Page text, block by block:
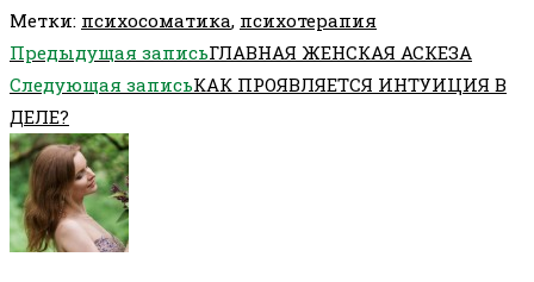
Метки: психосоматика, психотерапия
Еще
статьи
Предыдущая записьГЛАВНАЯ ЖЕНСКАЯ АСКЕЗА
Следующая записьКАК ПРОЯВЛЯЕТСЯ ИНТУИЦИЯ В
ДЕЛЕ?